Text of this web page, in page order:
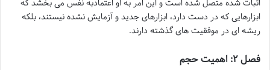
اثبات شده متصل شده است و این امر به او اعتمادبه نفس می بخشد که
ابزارهایی که در دست دارد، ابزارهای جدید و آزمایش نشده نیستند، بلکه
ریشه ای در موفقیت های گذشته دارند.
فصل ۲: اهمیت حجم